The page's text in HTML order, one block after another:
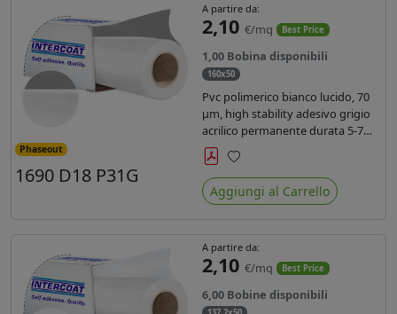
Phaseout
1690 D18 P31G
A partire da:
2,10 €/mq Best Price
1,00 Bobina disponibili
160x50
Pvc polimerico bianco lucido, 70
µm, high stability adesivo grigio
acrilico permanente durata 5-7
anni, per stampe con inchiostri
solvente, ecosolvente, UV e latex.
Preferiti
Aggiungi al Carrello
A partire da:
2,10 €/mq Best Price
6,00 Bobine disponibili